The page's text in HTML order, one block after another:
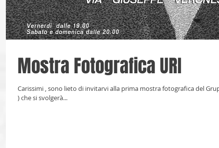
Mostra Fotografica URI
Carissimi , sono lieto di invitarvi alla prima mostra fotografica del Gruppo URI ( Urban Reportage Italia sede Roma
) che si svolgerà...